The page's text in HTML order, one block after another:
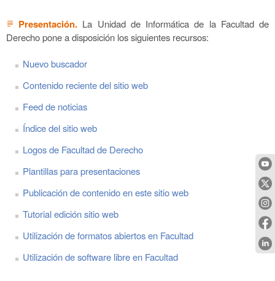
subject Presentación. La Unidad de Informática de la Facultad de
Derecho pone a disposición los siguientes recursos:
Nuevo buscador
Contenido reciente del sitio web
Feed de noticias
Índice del sitio web
Logos de Facultad de Derecho
Plantillas para presentaciones
Publicación de contenido en este sitio web
Tutorial edición sitio web
Utilización de formatos abiertos en Facultad
Utilización de software libre en Facultad